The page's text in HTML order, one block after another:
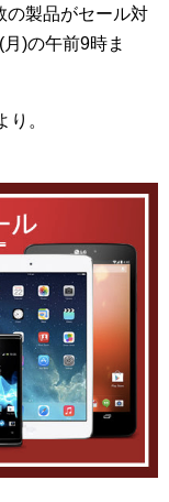
の製品がセール対
)の午前9時ま
。